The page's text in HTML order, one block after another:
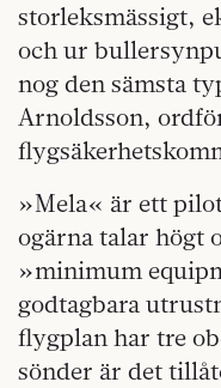
storleksmässigt,
och ur
nog den sämsta
Arnoldsson,
»Mela« är ett
ogärna talar högt
»minimum
godtagbara
flygplan har tre
sönder är det